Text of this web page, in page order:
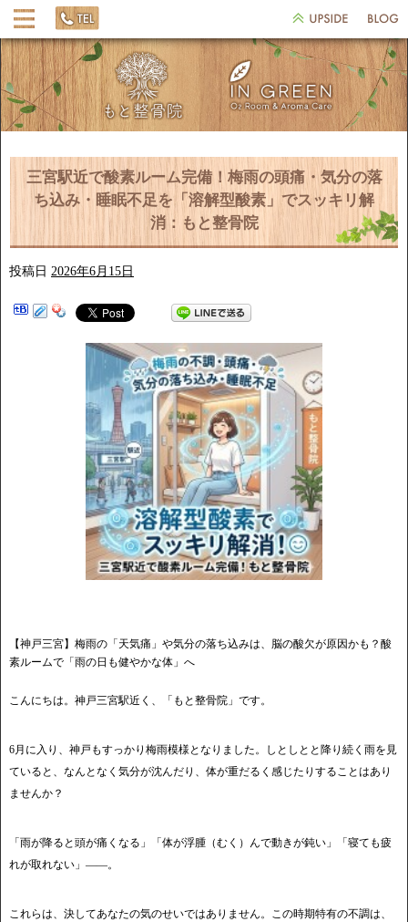
三宮駅近で酸素ルーム完備！梅雨の頭痛・気分の落
ち込み・睡眠不足を「溶解型酸素」でスッキリ解
消：もと整骨院
投稿日 2026年6月15日
【神戸三宮】梅雨の「天気痛」や気分の落ち込みは、脳の酸欠が原因かも？酸
素ルームで「雨の日も健やかな体」へ
こんにちは。神戸三宮駅近く、「もと整骨院」です。
6月に入り、神戸もすっかり梅雨模様となりました。しとしとと降り続く雨を見
ていると、なんとなく気分が沈んだり、体が重だるく感じたりすることはあり
ませんか？
「雨が降ると頭が痛くなる」「体が浮腫（むく）んで動きが鈍い」「寝ても疲
れが取れない」――。
これらは、決してあなたの気のせいではありません。この時期特有の不調は、